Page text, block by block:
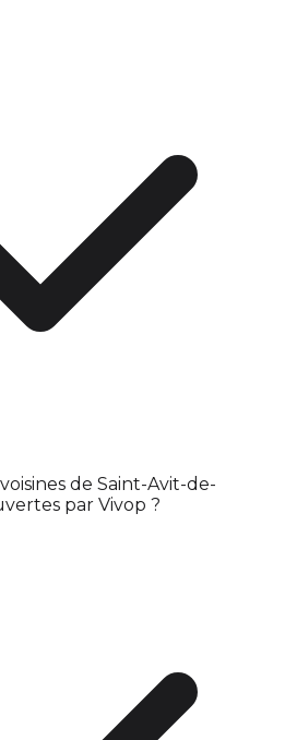
de Saint-Avit-de-
par Vivop ?